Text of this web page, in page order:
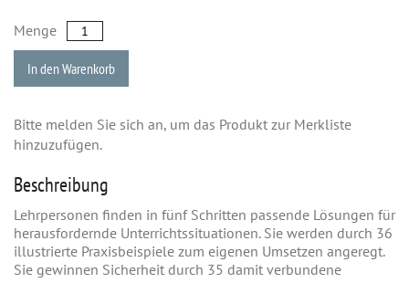
Menge
In den Warenkorb
Bitte melden Sie sich an, um das Produkt zur Merkliste
hinzuzufügen.
Beschreibung
Lehrpersonen finden in fünf Schritten passende Lösungen für
herausfordernde Unterrichtssituationen. Sie werden durch 36
illustrierte Praxisbeispiele zum eigenen Umsetzen angeregt.
Sie gewinnen Sicherheit durch 35 damit verbundene